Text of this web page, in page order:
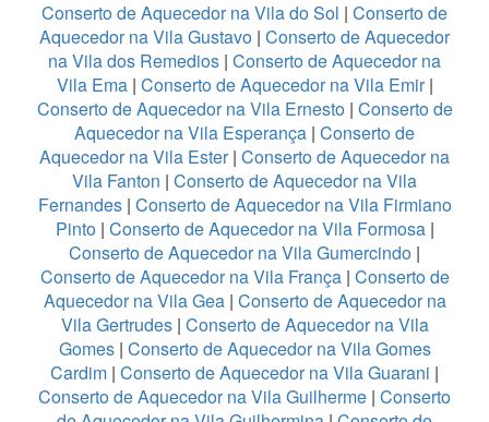
Conserto de Aquecedor na Vila do Sol | Conserto de
Aquecedor na Vila Gustavo | Conserto de Aquecedor
na Vila dos Remedios | Conserto de Aquecedor na
Vila Ema| Conserto de Aquecedor na Vila Emir|
Conserto de Aquecedor na Vila Ernesto| Conserto de
Aquecedor na Vila Esperança | Conserto de
Aquecedor na Vila Ester| Conserto de Aquecedor na
Vila Fanton | Conserto de Aquecedor na Vila
Fernandes| Conserto de Aquecedor na Vila Firmiano
Pinto| Conserto de Aquecedor na Vila Formosa|
Conserto de Aquecedor na Vila Gumercindo |
Conserto de Aquecedor na Vila França| Conserto de
Aquecedor na Vila Gea| Conserto de Aquecedor na
Vila Gertrudes| Conserto de Aquecedor na Vila
Gomes| Conserto de Aquecedor na Vila Gomes
Cardim | Conserto de Aquecedor na Vila Guarani |
Conserto de Aquecedor na Vila Guilherme | Conserto